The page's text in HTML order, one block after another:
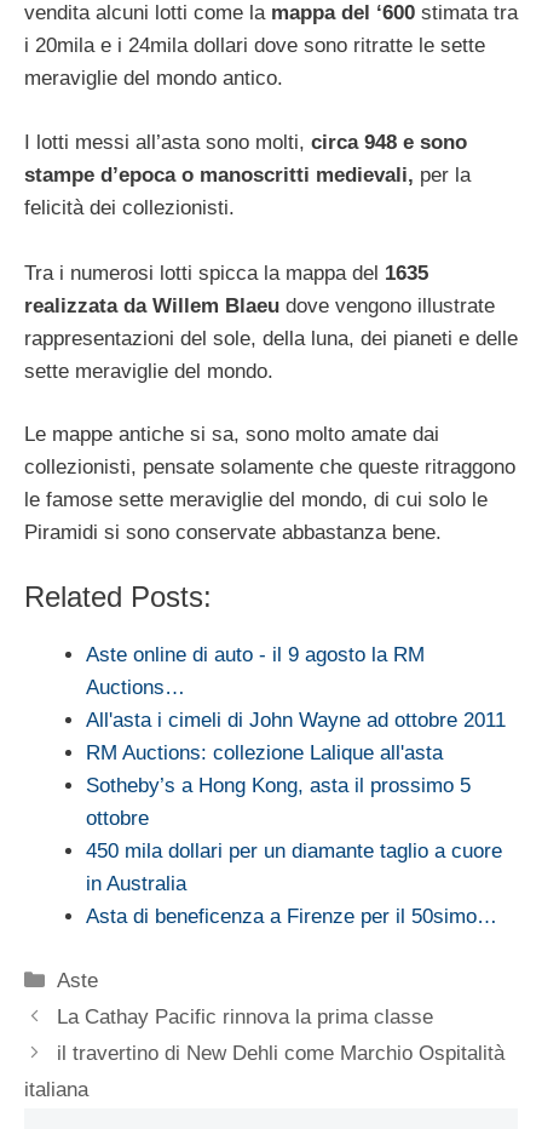
vendita alcuni lotti come la mappa del ‘600 stimata tra
i 20mila e i 24mila dollari dove sono ritratte le sette
meraviglie del mondo antico.
I lotti messi all’asta sono molti, circa 948 e sono
stampe d’epoca o manoscritti medievali, per la
felicità dei collezionisti.
Tra i numerosi lotti spicca la mappa del 1635
realizzata da Willem Blaeu dove vengono illustrate
rappresentazioni del sole, della luna, dei pianeti e delle
sette meraviglie del mondo.
Le mappe antiche si sa, sono molto amate dai
collezionisti, pensate solamente che queste ritraggono
le famose sette meraviglie del mondo, di cui solo le
Piramidi si sono conservate abbastanza bene.
Related Posts:
Aste online di auto - il 9 agosto la RM
Auctions…
All'asta i cimeli di John Wayne ad ottobre 2011
RM Auctions: collezione Lalique all'asta
Sotheby’s a Hong Kong, asta il prossimo 5
ottobre
450 mila dollari per un diamante taglio a cuore
in Australia
Asta di beneficenza a Firenze per il 50simo…
Categorie
Aste
La Cathay Pacific rinnova la prima classe
il travertino di New Dehli come Marchio Ospitalità
italiana